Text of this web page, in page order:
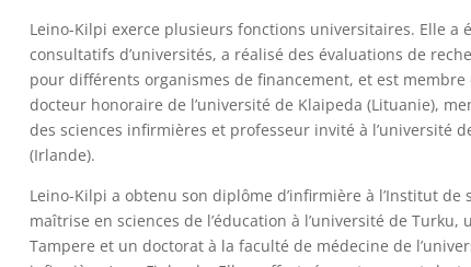
Leino-Kilpi exerce plusieurs fonctions universitaires. Elle a
consultatifs d’universités, a réalisé des évaluations de
pour différents organismes de financement, et est
docteur honoraire de l’université de Klaipeda (Lituanie),
des sciences infirmières et professeur invité à l’université
(Irlande).
Leino-Kilpi a obtenu son diplôme d’infirmière à l’Institut de
maîtrise en sciences de l’éducation à l’université de Turku,
Tampere et un doctorat à la faculté de médecine de